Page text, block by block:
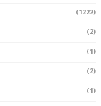
(1222)
(2)
(1)
(2)
(1)